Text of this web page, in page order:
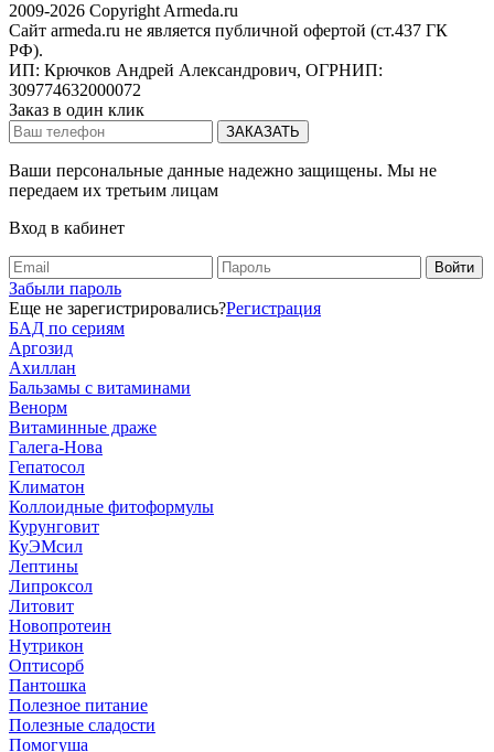
2009-2026 Copyright Armeda.ru
Сайт armeda.ru не является публичной офертой (ст.437 ГК
РФ).
ИП: Крючков Андрей Александрович, ОГРНИП:
309774632000072
Заказ в один клик
Ваши персональные данные надежно защищены. Мы не
передаем их третьим лицам
Вход в кабинет
Забыли пароль
Еще не зарегистрировались?Регистрация
БАД по сериям
Аргозид
Ахиллан
Бальзамы с витаминами
Венорм
Витаминные драже
Галега-Нова
Гепатосол
Климатон
Коллоидные фитоформулы
Курунговит
КуЭМсил
Лептины
Липроксол
Литовит
Новопротеин
Нутрикон
Оптисорб
Пантошка
Полезное питание
Полезные сладости
Помогуша